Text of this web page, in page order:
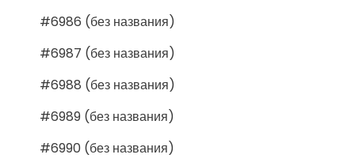
#6986 (без названия)
#6987 (без названия)
#6988 (без названия)
#6989 (без названия)
#6990 (без названия)